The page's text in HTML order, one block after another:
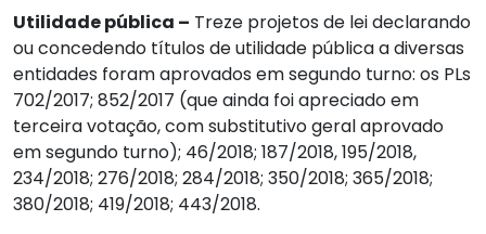
Utilidade pública – Treze projetos de lei declarando
ou concedendo títulos de utilidade pública a diversas
entidades foram aprovados em segundo turno: os PLs
702/2017; 852/2017 (que ainda foi apreciado em
terceira votação, com substitutivo geral aprovado
em segundo turno); 46/2018; 187/2018, 195/2018,
234/2018; 276/2018; 284/2018; 350/2018; 365/2018;
380/2018; 419/2018; 443/2018.